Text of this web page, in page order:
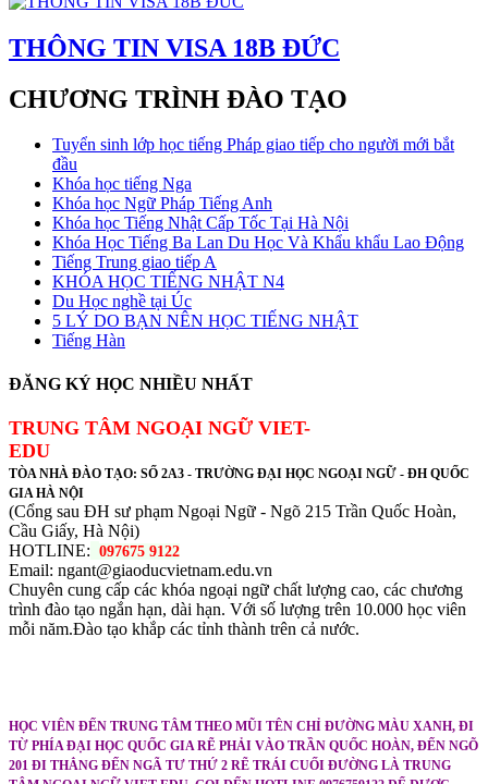
THÔNG TIN VISA 18B ĐỨC
CHƯƠNG TRÌNH ĐÀO TẠO
Tuyển sinh lớp học tiếng Pháp giao tiếp cho người mới bắt
đầu
Khóa học tiếng Nga
Khóa học Ngữ Pháp Tiếng Anh
Khóa học Tiếng Nhật Cấp Tốc Tại Hà Nội
Khóa Học Tiếng Ba Lan Du Học Và Khẩu khẩu Lao Động
Tiếng Trung giao tiếp A
KHÓA HỌC TIẾNG NHẬT N4
Du Học nghề tại Úc
5 LÝ DO BẠN NÊN HỌC TIẾNG NHẬT
Tiếng Hàn
ĐĂNG KÝ HỌC NHIỀU NHẤT
TRUNG TÂM NGOẠI NGỮ VIET-
EDU
TÒA NHÀ ĐÀO TẠO: SỐ 2A3 - TRƯỜNG ĐẠI HỌC NGOẠI NGỮ - ĐH QUỐC
GIA HÀ NỘI
(Cổng sau ĐH sư phạm Ngoại Ngữ - Ngõ 215 Trần Quốc Hoàn,
Cầu Giấy, Hà Nội)
HOTLINE: 097675 9122
Email: ngant@giaoducvietnam.edu.vn
Chuyên cung cấp các khóa ngoại ngữ chất lượng cao, các chương
trình đào tạo ngắn hạn, dài hạn. Với số lượng trên 10.000 học viên
mỗi năm.Đào tạo khắp các tỉnh thành trên cả nước.
HỌC VIÊN ĐẾN TRUNG TÂM THEO MŨI TÊN CHỈ ĐƯỜNG MÀU XANH, ĐI
TỪ PHÍA ĐẠI HỌC QUỐC GIA RẼ PHẢI VÀO TRẦN QUỐC HOÀN, ĐẾN NGÕ
201 ĐI THẲNG ĐẾN NGÃ TƯ THỨ 2 RẼ TRÁI CUỐI ĐƯỜNG LÀ TRUNG